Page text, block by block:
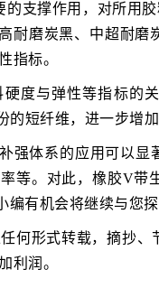
支撑作用，对所用
耐磨炭黑、中超耐
指标。
度与弹性等指标的
的短纤维，进一步增
强体系的应用可以显
等。对此，橡胶V带
有机会将继续与您探
何形式转载，摘抄
利润。